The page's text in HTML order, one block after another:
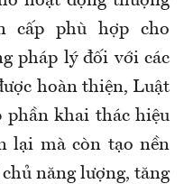
cấp phù hợp cho
pháp lý đối với các
hoàn thiện, Luật
phần khai thác hiệu
lại mà còn tạo nền
năng lượng, tăng